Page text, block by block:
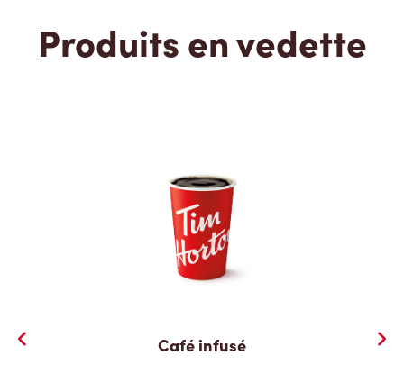
Produits en vedette
Café infusé